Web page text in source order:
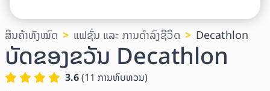
ສິນຄ້າທັງໝົດ ແຟຊັ່ນ ແລະ ການດໍາລົງຊີວິດ Decathlon
ບັດຂອງຂວັນ Decathlon
3.6(11 ການທົບທວນ)